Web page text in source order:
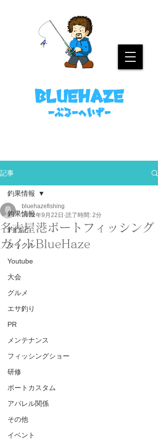
bluehaze
​－ぶるーへいずー
記事
釣果情報
釣行記
タックル
Youtube
大会
グルメ
エサ釣り
PR
メンテナンス
フィッシングショー
研修
ボートカスタム
アパレル関係
その他
イベント
釣果情報
名古屋港ボートフィッシング
ガイドBlueHaze
bluehazefishing
2022年9月22日 読了時間: 2分